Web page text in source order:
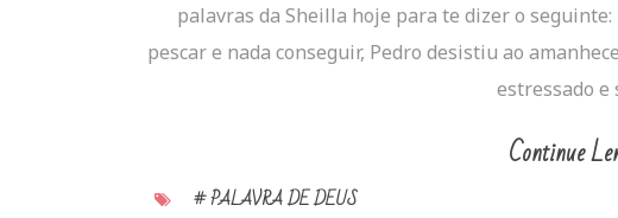
palavras da Sheilla hoje para te dizer o
pescar e nada conseguir, Pedro desistiu ao
estressado e
Continue
# PALAVRA DE DEUS